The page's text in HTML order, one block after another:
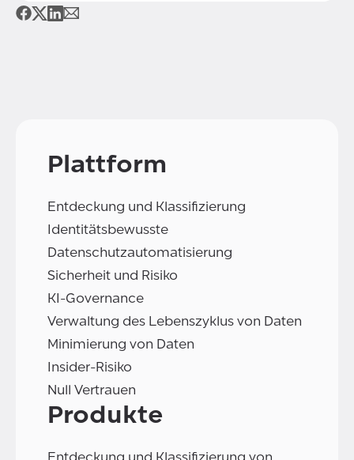
Plattform
Entdeckung und Klassifizierung
Identitätsbewusste
Datenschutzautomatisierung
Sicherheit und Risiko
KI-Governance
Verwaltung des Lebenszyklus von Daten
Minimierung von Daten
Insider-Risiko
Null Vertrauen
Produkte